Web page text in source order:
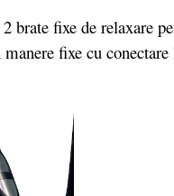
fixe de relaxare
fixe cu